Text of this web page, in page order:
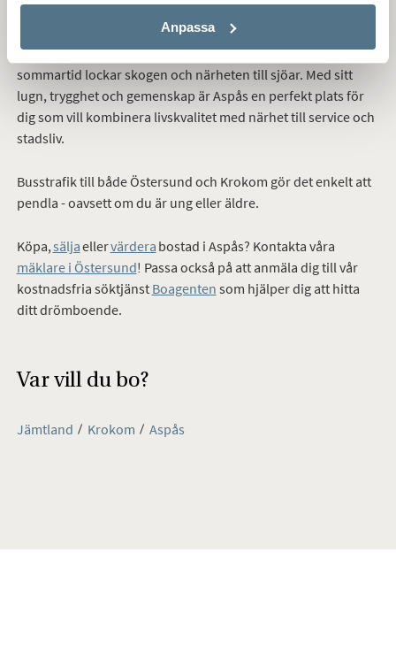
Anpassa
förskola och skola upp till mellanstadiet. Här finns gott om
naturstigar, grillplatser och möjlighet till friluftsliv i vacker
jämtländsk miljö. Vintertid är skidspåren populära och
sommartid lockar skogen och närheten till sjöar. Med sitt
lugn, trygghet och gemenskap är Aspås en perfekt plats för
dig som vill kombinera livskvalitet med närhet till service och
stadsliv.
Busstrafik till både Östersund och Krokom gör det enkelt att
pendla - oavsett om du är ung eller äldre.
Köpa,säljaellervärdera bostad i Aspås? Kontakta våra
mäklare i Östersund! Passa också på att anmäla dig till vår
kostnadsfria söktjänst Boagenten som hjälper dig att hitta
ditt drömboende.
Var vill du bo?
Jämtland Krokom Aspås